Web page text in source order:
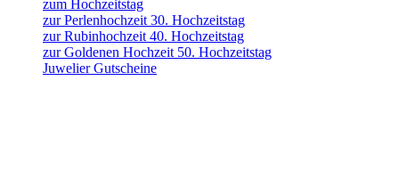
zum Hochzeitstag
zur Perlenhochzeit 30. Hochzeitstag
zur Rubinhochzeit 40. Hochzeitstag
zur Goldenen Hochzeit 50. Hochzeitstag
Juwelier Gutscheine